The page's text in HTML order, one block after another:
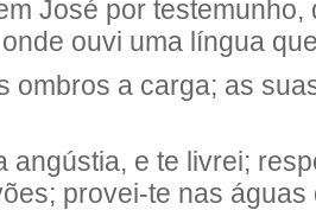
José por
ouvi uma língua
ombros a carga; as
angústia, e te livrei;
provei-te nas águas